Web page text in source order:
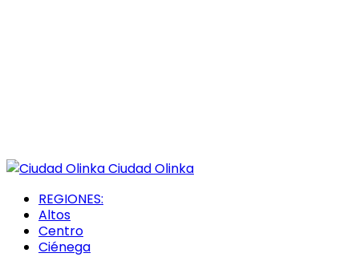
Ciudad Olinka
REGIONES:
Altos
Centro
Ciénega